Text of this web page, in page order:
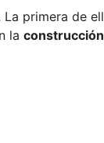
primera de
la